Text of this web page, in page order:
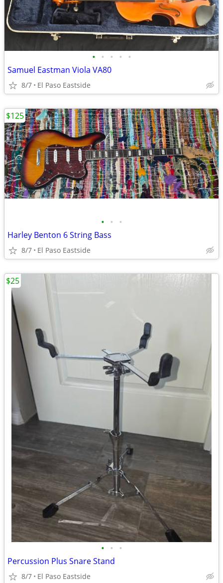
• • • • •
Samuel Eastman Viola VA80
8/7 El Paso Eastside
• • •
Harley Benton 6 String Bass
8/7 El Paso Eastside
$125
• • •
Percussion Plus Snare Stand
8/7 El Paso Eastside
$25